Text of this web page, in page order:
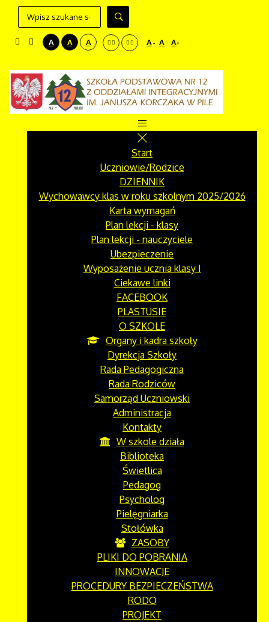
A A A A- A A+
Start
Uczniowie/Rodzice
DZIENNIK
Wychowawcy klas w roku szkolnym 2025/2026
Karta wymagań
Plan lekcji - klasy
Plan lekcji - nauczyciele
Ubezpieczenie
Wyposażenie ucznia klasy I
Ciekawe linki
FACEBOOK
PLASTUSIE
O SZKOLE
Organy i kadra szkoły
Dyrekcja Szkoły
Rada Pedagogiczna
Rada Rodziców
Samorząd Uczniowski
Administracja
Kontakty
W szkole działa
Biblioteka
Świetlica
Pedagog
Psycholog
Pielęgniarka
Stołówka
ZASOBY
PLIKI DO POBRANIA
INNOWACJE
PROCEDURY BEZPIECZEŃSTWA
RODO
PROJEKT